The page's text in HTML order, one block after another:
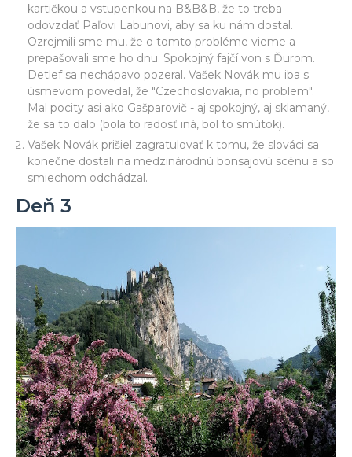
kartičkou a vstupenkou na B&B&B, že to treba
odovzdať Paľovi Labunovi, aby sa ku nám dostal.
Ozrejmili sme mu, že o tomto probléme vieme a
prepašovali sme ho dnu. Spokojný fajčí von s Ďurom.
Detlef sa nechápavo pozeral. Vašek Novák mu iba s
úsmevom povedal, že "Czechoslovakia, no problem".
Mal pocity asi ako Gašparovič - aj spokojný, aj sklamaný,
že sa to dalo (bola to radosť iná, bol to smútok).
Vašek Novák prišiel zagratulovať k tomu, že slováci sa
konečne dostali na medzinárodnú bonsajovú scénu a so
smiechom odchádzal.
Deň 3